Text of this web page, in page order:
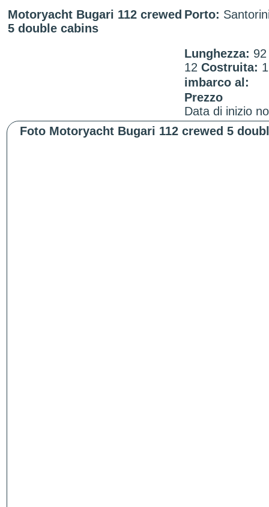
Motoryacht Bugari 112 crewed
5 double cabins
Porto:
Lunghezza:
12 Costruita:
imbarco al:
Prezzo
Data di inizio
Foto Motoryacht Bugari 112 crewed 5